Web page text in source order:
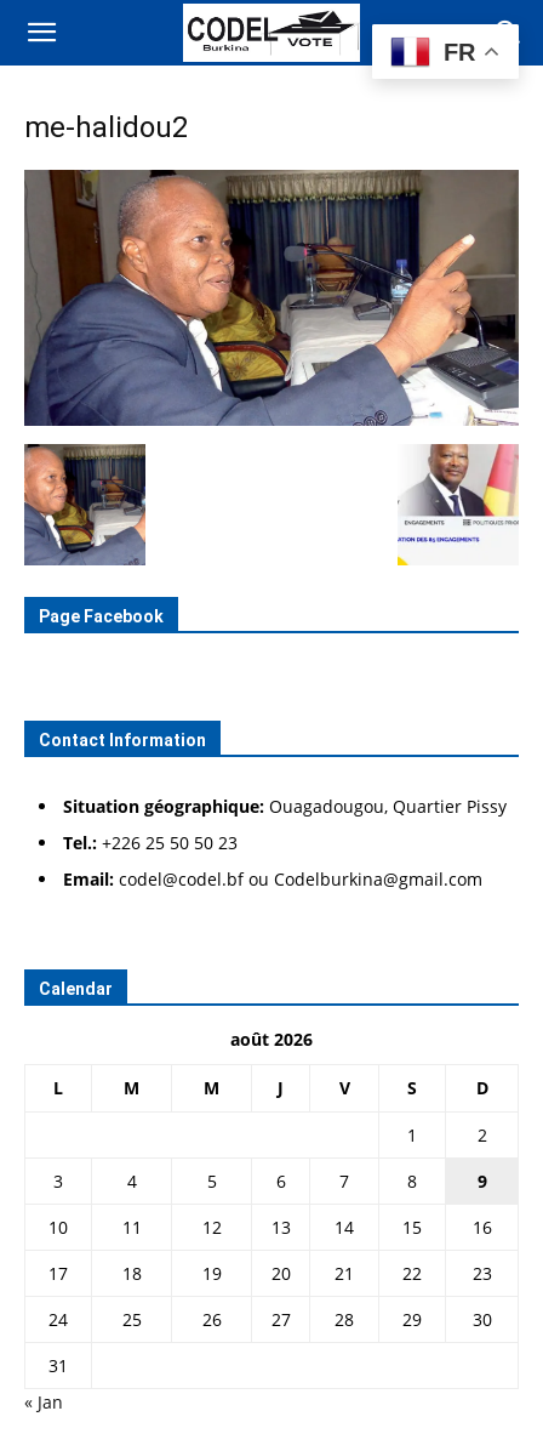
me-halidou2
Page Facebook
Contact Information
Situation géographique: Ouagadougou, Quartier Pissy
Tel.: +226 25 50 50 23
Email: codel@codel.bf ou Codelburkina@gmail.com
Calendar
août 2026
L M M J V S D
1
2
3
4 5 6 7 8
9
10
11 12 13 14 15
16
17
18 19 20 21 22
23
24
25 26 27 28 29
30
31
« Jan
FR